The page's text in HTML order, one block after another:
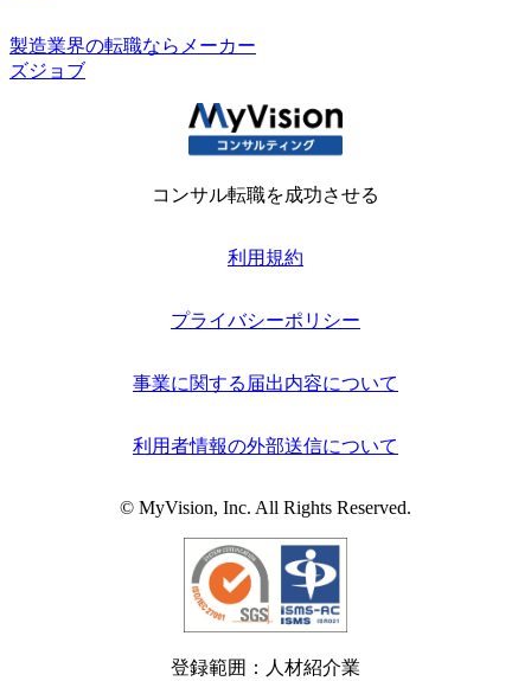
製造業界の転職ならメーカー
ズジョブ
コンサル転職を成功させる
利用規約
プライバシーポリシー
事業に関する届出内容について
利用者情報の外部送信について
© MyVision, Inc. All Rights Reserved.
登録範囲：人材紹介業